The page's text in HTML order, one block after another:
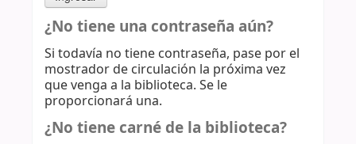
¿No tiene una contraseña aún?
Si todavía no tiene contraseña, pase por el
mostrador de circulación la próxima vez
que venga a la biblioteca. Se le
proporcionará una.
¿No tiene carné de la biblioteca?